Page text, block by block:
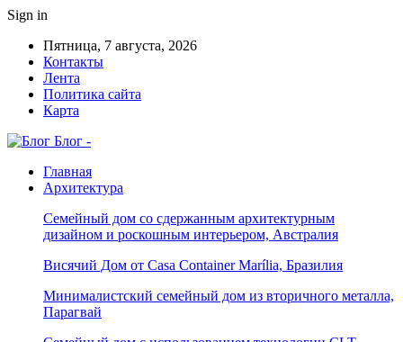
Sign in
Пятница, 7 августа, 2026
Контакты
Лента
Политика сайта
Карта
Блог -
Главная
Архитектура
Семейный дом со сдержанным архитектурным
дизайном и роскошным интерьером, Австралия
Висячий Дом от Casa Container Marília, Бразилия
Минималистский семейный дом из вторичного металла,
Парагвай